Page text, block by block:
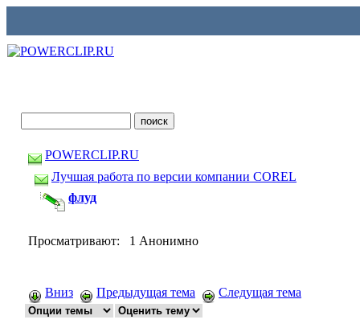
POWERCLIP.RU
Лучшая работа по версии компании COREL
флуд
Просматривают: 1 Анонимно
Вниз Предыдущая тема Следущая тема